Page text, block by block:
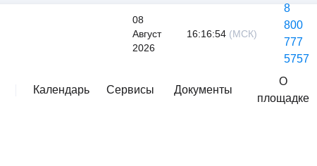
08
Август
2026
16:16:54 (МСК)
8
800
777
5757
Календарь Сервисы Документы
О
площадке